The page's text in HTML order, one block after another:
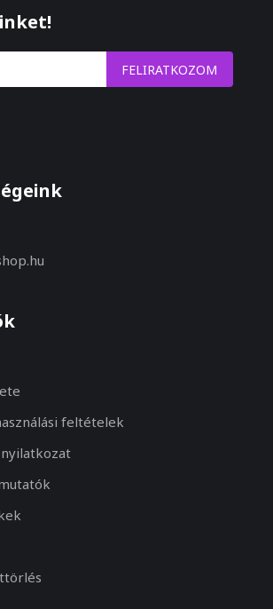
FELIRATKOZOM
feltételek